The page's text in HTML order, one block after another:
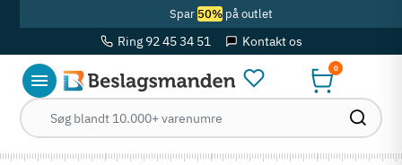
Spar 50%på outlet
Ring 92 45 34 51 Kontakt os
0